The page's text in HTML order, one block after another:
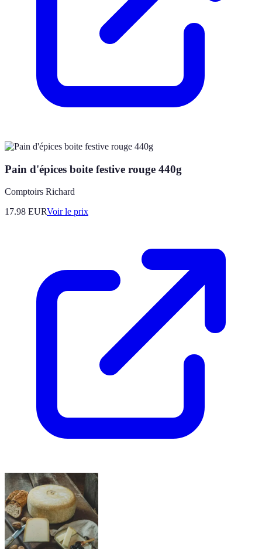
Pain d'épices boite festive rouge 440g
Comptoirs Richard
17.98 EURVoir le prix